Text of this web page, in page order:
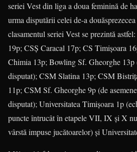
seriei Vest din liga a doua feminină de
urma disputării celei de-a
clasamentul seriei Vest se prezintă
19p; CSŞ Caracal 17p; CS Timişoara
Chimia 13p; Bowling Sf. Gheorghe 13p
disputat); CSM Slatina 13p; CSM
11p; CSM Sf. Gheorghe 9p (de
disputat); Universitatea Timişoara 1p
puncte întrucât în etapele VII, IX şi X
vârstă impuse jucătoarelor) şi